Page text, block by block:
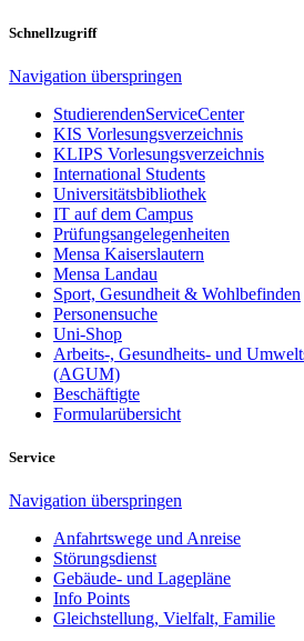
Schnellzugriff
Navigation überspringen
StudierendenServiceCenter
KIS Vorlesungsverzeichnis
KLIPS Vorlesungsverzeichnis
International Students
Universitätsbibliothek
IT auf dem Campus
Prüfungsangelegenheiten
Mensa Kaiserslautern
Mensa Landau
Sport, Gesundheit & Wohlbefinden
Personensuche
Uni-Shop
Arbeits-, Gesundheits- und
(AGUM)
Beschäftigte
Formularübersicht
Service
Navigation überspringen
Anfahrtswege und Anreise
Störungsdienst
Gebäude- und Lagepläne
Info Points
Gleichstellung, Vielfalt, Familie